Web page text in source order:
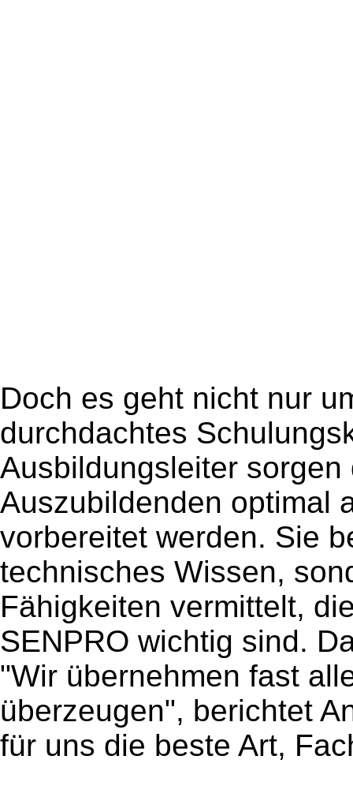
Doch es geht nicht nur
durchdachtes
Ausbildungsleiter sorgen
Auszubildenden optimal
vorbereitet werden. Sie
technisches Wissen,
Fähigkeiten vermittelt,
SENPRO wichtig sind.
"Wir übernehmen fast
überzeugen", berichtet
für uns die beste Art,